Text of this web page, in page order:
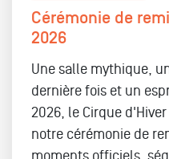
Cérémonie de
2026
Une salle mythique,
dernière fois et un
2026, le Cirque
notre cérémonie de
moments officiels,